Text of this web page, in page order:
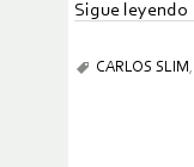
Sigue leyendo
CARLOS SLIM ,